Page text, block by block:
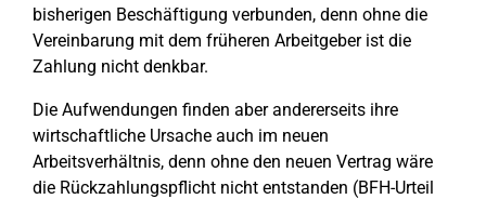
bisherigen Beschäftigung verbunden, denn ohne die
Vereinbarung mit dem früheren Arbeitgeber ist die
Zahlung nicht denkbar.
Die Aufwendungen finden aber andererseits ihre
wirtschaftliche Ursache auch im neuen
Arbeitsverhältnis, denn ohne den neuen Vertrag wäre
die Rückzahlungspflicht nicht entstanden (BFH-Urteil